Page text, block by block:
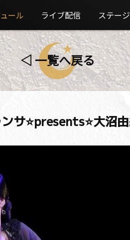
ール ライブ配信 ステー
◁ 一覧へ戻る
サ⭐️presents⭐️大沼由